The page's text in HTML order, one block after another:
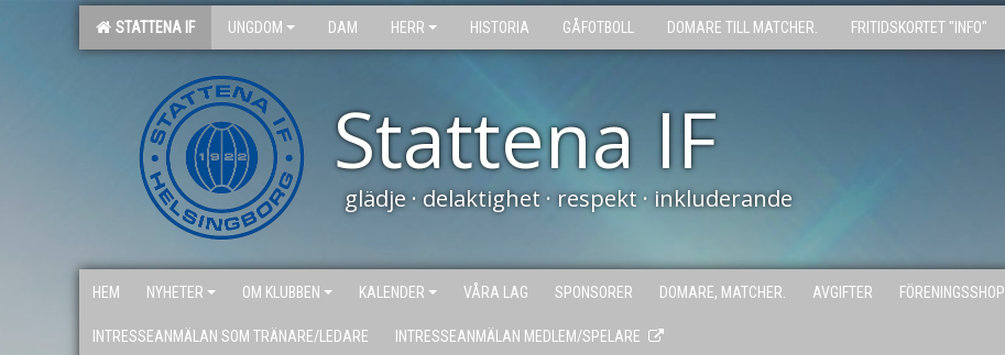
STATTENA IF UNGDOM DAM HERR HISTORIA GÅFOTBOLL DOMARE TILL MATCHER. FRITIDSKORTET "INFO"
Stattena IF
glädje · delaktighet · respekt · inkluderande
HEM NYHETER OM KLUBBEN KALENDER VÅRA LAG SPONSORER DOMARE, MATCHER. AVGIFTER FÖRENINGSSHOP
INTRESSEANMÄLAN SOM TRÄNARE/LEDARE INTRESSEANMÄLAN MEDLEM/SPELARE